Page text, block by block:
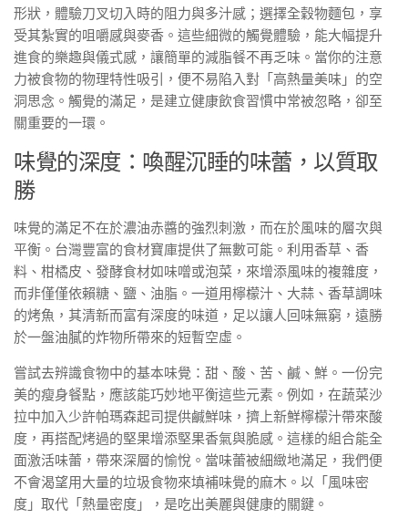
形狀，體驗刀叉切入時的阻力與多汁感；選擇全穀物麵包，享
受其紮實的咀嚼感與麥香。這些細微的觸覺體驗，能大幅提升
進食的樂趣與儀式感，讓簡單的減脂餐不再乏味。當你的注意
力被食物的物理特性吸引，便不易陷入對「高熱量美味」的空
洞思念。觸覺的滿足，是建立健康飲食習慣中常被忽略，卻至
關重要的一環。
味覺的深度：喚醒沉睡的味蕾，以質取
勝
味覺的滿足不在於濃油赤醬的強烈刺激，而在於風味的層次與
平衡。台灣豐富的食材寶庫提供了無數可能。利用香草、香
料、柑橘皮、發酵食材如味噌或泡菜，來增添風味的複雜度，
而非僅僅依賴糖、鹽、油脂。一道用檸檬汁、大蒜、香草調味
的烤魚，其清新而富有深度的味道，足以讓人回味無窮，遠勝
於一盤油膩的炸物所帶來的短暫空虛。
嘗試去辨識食物中的基本味覺：甜、酸、苦、鹹、鮮。一份完
美的瘦身餐點，應該能巧妙地平衡這些元素。例如，在蔬菜沙
拉中加入少許帕瑪森起司提供鹹鮮味，擠上新鮮檸檬汁帶來酸
度，再搭配烤過的堅果增添堅果香氣與脆感。這樣的組合能全
面激活味蕾，帶來深層的愉悅。當味蕾被細緻地滿足，我們便
不會渴望用大量的垃圾食物來填補味覺的麻木。以「風味密
度」取代「熱量密度」，是吃出美麗與健康的關鍵。